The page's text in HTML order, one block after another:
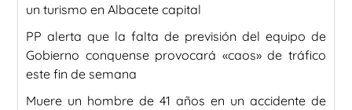
un turismo en Albacete capital
PP alerta que la falta de previsión del equipo de
Gobierno conquense provocará «caos» de tráfico
este fin de semana
Muere un hombre de 41 años en un accidente de